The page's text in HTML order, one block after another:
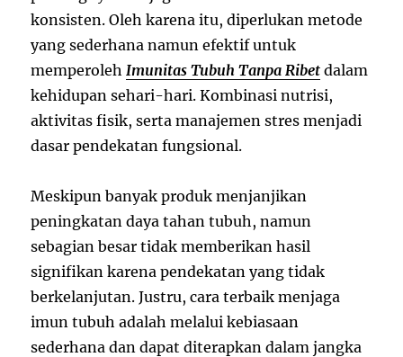
konsisten. Oleh karena itu, diperlukan metode
yang sederhana namun efektif untuk
memperoleh Imunitas Tubuh Tanpa Ribet dalam
kehidupan sehari-hari. Kombinasi nutrisi,
aktivitas fisik, serta manajemen stres menjadi
dasar pendekatan fungsional.
Meskipun banyak produk menjanjikan
peningkatan daya tahan tubuh, namun
sebagian besar tidak memberikan hasil
signifikan karena pendekatan yang tidak
berkelanjutan. Justru, cara terbaik menjaga
imun tubuh adalah melalui kebiasaan
sederhana dan dapat diterapkan dalam jangka